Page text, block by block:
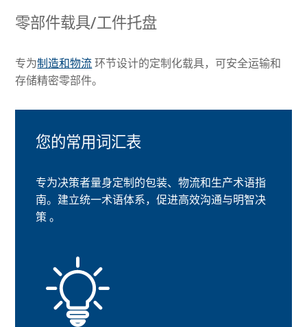
零部件载具/工件托盘
专为制造和物流环节设计的定制化载具，可安全运输和
存储精密零部件。
您的常用词汇表
专为决策者量身定制的包装、物流和生产术语指
南。建立统一术语体系，促进高效沟通与明智决
策 。